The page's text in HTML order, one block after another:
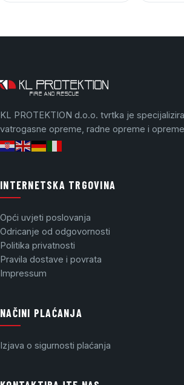
KL PROTEKTION d.o.o. tvrtka je
vatrogasne opreme, radne opreme i
INTERNETSKA TRGOVINA
Opći uvjeti poslovanja
Odricanje od odgovornosti
Politika privatnosti
Pravila dostave i povrata
Impressum
NAČINI PLAĆANJA
Izjava o sigurnosti plaćanja